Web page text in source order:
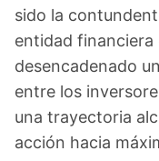
sido la
entidad financiera
desencadenado
entre los
una trayectoria
acción hacia